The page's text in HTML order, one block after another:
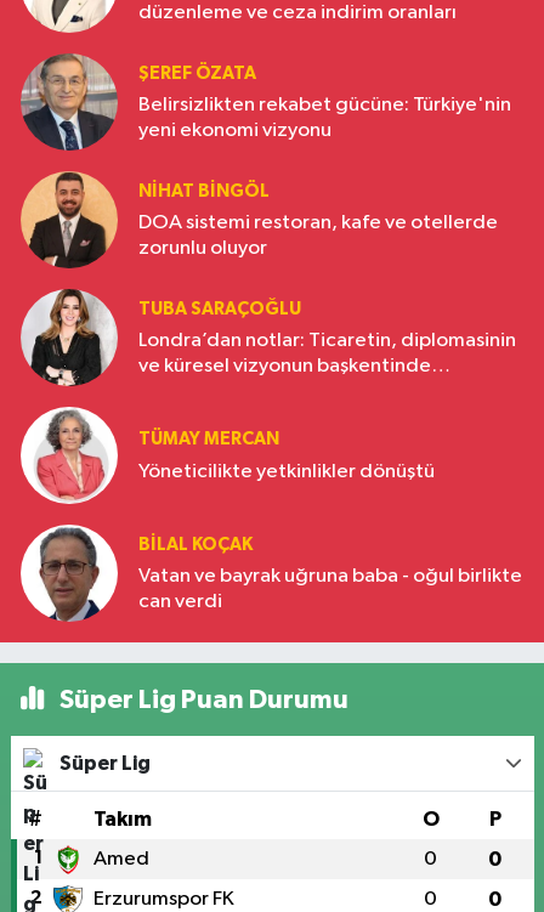
düzenleme ve ceza indirim oranları
ŞEREF ÖZATA
Belirsizlikten rekabet gücüne: Türkiye'nin
yeni ekonomi vizyonu
NIHAT BINGÖL
DOA sistemi restoran, kafe ve otellerde
zorunlu oluyor
TUBA SARAÇOĞLU
Londra’dan notlar: Ticaretin, diplomasinin
ve küresel vizyonun başkentinde
TÜMAY MERCAN
Yöneticilikte yetkinlikler dönüştü
BILAL KOÇAK
Vatan ve bayrak uğruna baba - oğul birlikte
can verdi
Süper Lig Puan Durumu
Süper Lig
# Takım O P
1 Amed 0 0
2 Erzurumspor FK 0 0